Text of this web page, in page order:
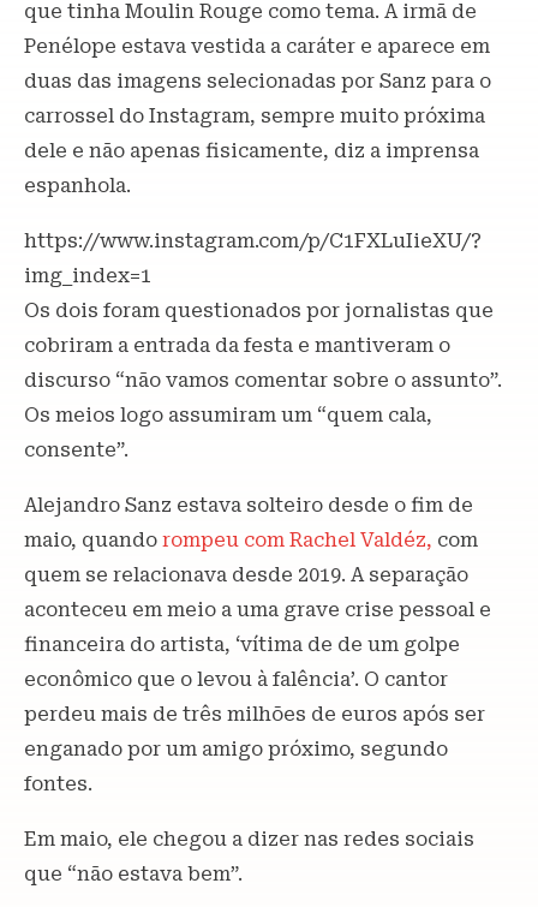
que tinha Moulin Rouge como tema. A irmã de
Penélope estava vestida a caráter e aparece em
duas das imagens selecionadas por Sanz para o
carrossel do Instagram, sempre muito próxima
dele e não apenas fisicamente, diz a imprensa
espanhola.
https://www.instagram.com/p/C1FXLuIieXU/?
img_index=1
Os dois foram questionados por jornalistas que
cobriram a entrada da festa e mantiveram o
discurso “não vamos comentar sobre o assunto”.
Os meios logo assumiram um “quem cala,
consente”.
Alejandro Sanz estava solteiro desde o fim de
maio, quando rompeu com Rachel Valdéz, com
quem se relacionava desde 2019. A separação
aconteceu em meio a uma grave crise pessoal e
financeira do artista, ‘vítima de de um golpe
econômico que o levou à falência’. O cantor
perdeu mais de três milhões de euros após ser
enganado por um amigo próximo, segundo
fontes.
Em maio, ele chegou a dizer nas redes sociais
que “não estava bem”.